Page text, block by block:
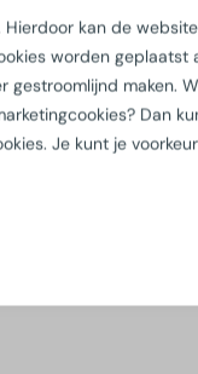
kan de
worden
maken.
Dan
Je kunt je